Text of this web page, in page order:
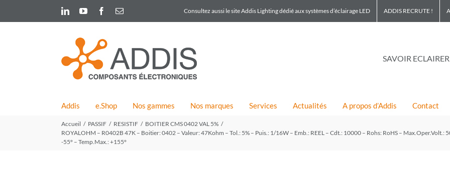
content
LinkedInYouTubeFacebook
Email Consultez aussi le site Addis Lighting dédié aux systèmes d’éclairage LED ADDIS RECRUTE !
SAVOIR
Addis e.Shop Nos gammes Nos marques Services Actualités A propos d’Addis Contact
Accueil PASSIF RESISTIF
BOITIER CMS 0402 VAL 5%
ROYALOHM – R0402B 47K – Boitier: 0402 – Valeur: 47Kohm – Tol.: 5% – Puis.: 1/16W – Emb.: REEL – Cdt.: 10000 – Rohs: RoHS –
-55° – Temp.Max.: +155°